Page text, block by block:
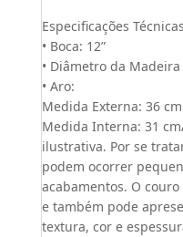
Especificações
• Boca: 12”
• Diâmetro da
• Aro:
Medida Externa: 36 cm
Medida Interna: 31
ilustrativa. Por se
podem ocorrer
acabamentos. O
e também pode
textura, cor e